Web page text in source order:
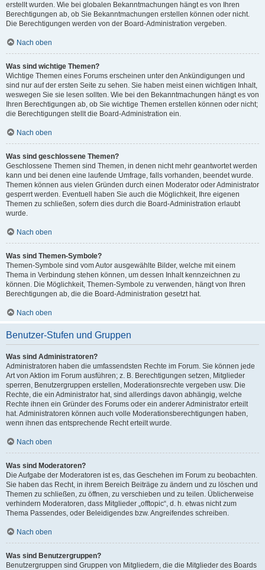
erstellt wurden. Wie bei globalen Bekanntmachungen hängt es von Ihren
Berechtigungen ab, ob Sie Bekanntmachungen erstellen können oder nicht.
Die Berechtigungen werden von der Board-Administration vergeben.
Nach oben
Was sind wichtige Themen?
Wichtige Themen eines Forums erscheinen unter den Ankündigungen und
sind nur auf der ersten Seite zu sehen. Sie haben meist einen wichtigen Inhalt,
weswegen Sie sie lesen sollten. Wie bei den Bekanntmachungen hängt es von
Ihren Berechtigungen ab, ob Sie wichtige Themen erstellen können oder nicht;
die Berechtigungen stellt die Board-Administration ein.
Nach oben
Was sind geschlossene Themen?
Geschlossene Themen sind Themen, in denen nicht mehr geantwortet werden
kann und bei denen eine laufende Umfrage, falls vorhanden, beendet wurde.
Themen können aus vielen Gründen durch einen Moderator oder Administrator
gesperrt werden. Eventuell haben Sie auch die Möglichkeit, Ihre eigenen
Themen zu schließen, sofern dies durch die Board-Administration erlaubt
wurde.
Nach oben
Was sind Themen-Symbole?
Themen-Symbole sind vom Autor ausgewählte Bilder, welche mit einem
Thema in Verbindung stehen können, um dessen Inhalt kennzeichnen zu
können. Die Möglichkeit, Themen-Symbole zu verwenden, hängt von Ihren
Berechtigungen ab, die die Board-Administration gesetzt hat.
Nach oben
Benutzer-Stufen und Gruppen
Was sind Administratoren?
Administratoren haben die umfassendsten Rechte im Forum. Sie können jede
Art von Aktion im Forum ausführen; z. B. Berechtigungen setzen, Mitglieder
sperren, Benutzergruppen erstellen, Moderationsrechte vergeben usw. Die
Rechte, die ein Administrator hat, sind allerdings davon abhängig, welche
Rechte ihnen ein Gründer des Forums oder ein anderer Administrator erteilt
hat. Administratoren können auch volle Moderationsberechtigungen haben,
wenn ihnen das entsprechende Recht erteilt wurde.
Nach oben
Was sind Moderatoren?
Die Aufgabe der Moderatoren ist es, das Geschehen im Forum zu beobachten.
Sie haben das Recht, in ihrem Bereich Beiträge zu ändern und zu löschen und
Themen zu schließen, zu öffnen, zu verschieben und zu teilen. Üblicherweise
verhindern Moderatoren, dass Mitglieder „offtopic“, d. h. etwas nicht zum
Thema Passendes, oder Beleidigendes bzw. Angreifendes schreiben.
Nach oben
Was sind Benutzergruppen?
Benutzergruppen sind Gruppen von Mitgliedern, die die Mitglieder des Boards